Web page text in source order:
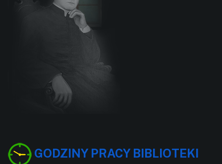
GODZINY PRACY BIBLIOTEKI